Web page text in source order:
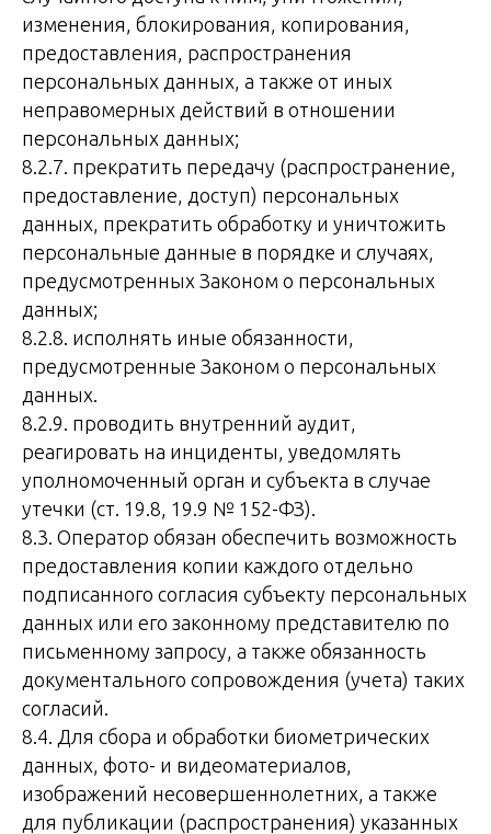
изменения, блокирования, копирования,
предоставления, распространения
персональных данных, а также от иных
неправомерных действий в отношении
персональных данных;
8.2.7. прекратить передачу (распространение,
предоставление, доступ) персональных
данных, прекратить обработку и уничтожить
персональные данные в порядке и случаях,
предусмотренных Законом о персональных
данных;
8.2.8. исполнять иные обязанности,
предусмотренные Законом о персональных
данных.
8.2.9. проводить внутренний аудит,
реагировать на инциденты, уведомлять
уполномоченный орган и субъекта в случае
утечки (ст. 19.8, 19.9 № 152-ФЗ).
8.3. Оператор обязан обеспечить возможность
предоставления копии каждого отдельно
подписанного согласия субъекту персональных
данных или его законному представителю по
письменному запросу, а также обязанность
документального сопровождения (учета) таких
согласий.
8.4. Для сбора и обработки биометрических
данных, фото- и видеоматериалов,
изображений несовершеннолетних, а также
для публикации (распространения) указанных